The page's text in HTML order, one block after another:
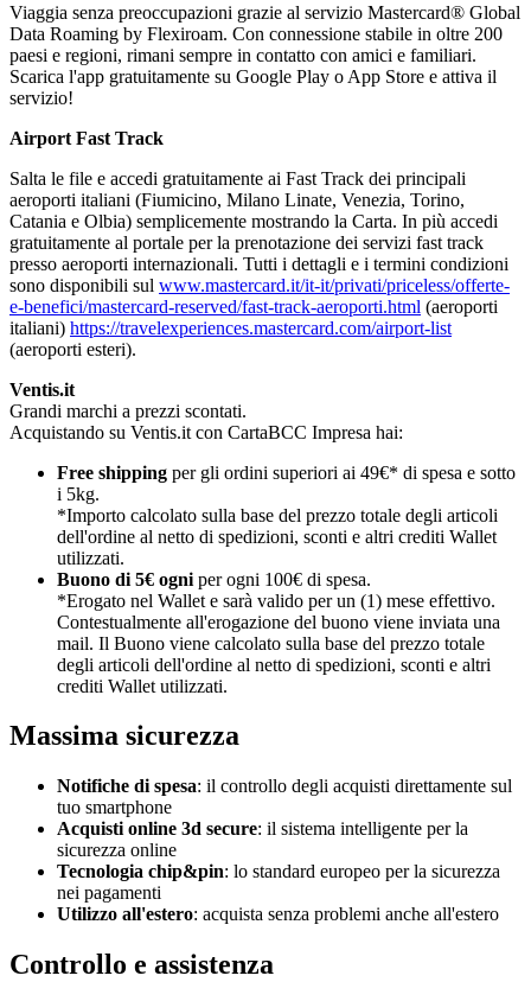
Viaggia senza preoccupazioni grazie al servizio Mastercard® Global
Data Roaming by Flexiroam. Con connessione stabile in oltre 200
paesi e regioni, rimani sempre in contatto con amici e familiari.
Scarica l'app gratuitamente su Google Play o App Store e attiva il
servizio!
Airport Fast Track
Salta le file e accedi gratuitamente ai Fast Track dei principali
aeroporti italiani (Fiumicino, Milano Linate, Venezia, Torino,
Catania e Olbia) semplicemente mostrando la Carta. In più accedi
gratuitamente al portale per la prenotazione dei servizi fast track
presso aeroporti internazionali. Tutti i dettagli e i termini condizioni
sono disponibili sul www.mastercard.it/it-it/privati/priceless/offerte-
e-benefici/mastercard-reserved/fast-track-aeroporti.html (aeroporti
italiani) https://travelexperiences.mastercard.com/airport-list
(aeroporti esteri).
Ventis.it
Grandi marchi a prezzi scontati.
Acquistando su Ventis.it con CartaBCC Impresa hai:
Free shipping per gli ordini superiori ai 49€* di spesa e sotto
i 5kg.
*Importo calcolato sulla base del prezzo totale degli articoli
dell'ordine al netto di spedizioni, sconti e altri crediti Wallet
utilizzati.
Buono di 5€ ogni per ogni 100€ di spesa.
*Erogato nel Wallet e sarà valido per un (1) mese effettivo.
Contestualmente all'erogazione del buono viene inviata una
mail. Il Buono viene calcolato sulla base del prezzo totale
degli articoli dell'ordine al netto di spedizioni, sconti e altri
crediti Wallet utilizzati.
Massima sicurezza
Notifiche di spesa: il controllo degli acquisti direttamente sul
tuo smartphone
Acquisti online 3d secure: il sistema intelligente per la
sicurezza online
Tecnologia chip&pin: lo standard europeo per la sicurezza
nei pagamenti
Utilizzo all'estero: acquista senza problemi anche all'estero
Controllo e assistenza